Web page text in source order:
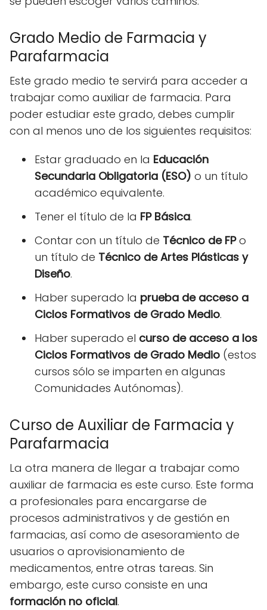
Grado Medio de Farmacia y
Parafarmacia
Este grado medio te servirá para acceder a
trabajar como auxiliar de farmacia. Para
poder estudiar este grado, debes cumplir
con al menos uno de los siguientes requisitos:
Estar graduado en la Educación
Secundaria Obligatoria (ESO) o un título
académico equivalente.
Tener el título de la FP Básica.
Contar con un título de Técnico de FPo
un título de Técnico de Artes Plásticas y
Diseño.
Haber superado la prueba de acceso a
Ciclos Formativos de Grado Medio.
Haber superado el curso de acceso a los
Ciclos Formativos de Grado Medio (estos
cursos sólo se imparten en algunas
Comunidades Autónomas).
Curso de Auxiliar de Farmacia y
Parafarmacia
La otra manera de llegar a trabajar como
auxiliar de farmacia es este curso. Este forma
a profesionales para encargarse de
procesos administrativos y de gestión en
farmacias, así como de asesoramiento de
usuarios o aprovisionamiento de
medicamentos, entre otras tareas. Sin
embargo, este curso consiste en una
formación no oficial.